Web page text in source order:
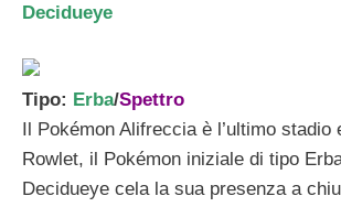
Decidueye
Tipo: Erba/Spettro
Il Pokémon Alifreccia è l’ultimo stadio
Rowlet, il Pokémon iniziale di tipo
Decidueye cela la sua presenza a